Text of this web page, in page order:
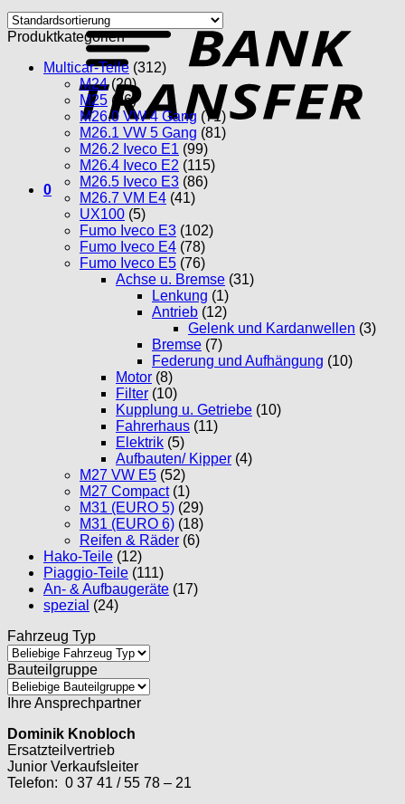
0
Produktkategorien
Multicar-Teile (312)
M24 (20)
M25 (96)
M26.0 VW 4 Gang (71)
M26.1 VW 5 Gang (81)
M26.2 Iveco E1 (99)
M26.4 Iveco E2 (115)
M26.5 Iveco E3 (86)
M26.7 VM E4 (41)
UX100 (5)
Fumo Iveco E3 (102)
Fumo Iveco E4 (78)
Fumo Iveco E5 (76)
Achse u. Bremse (31)
Lenkung (1)
Antrieb (12)
Gelenk und Kardanwellen (3)
Bremse (7)
Federung und Aufhängung (10)
Motor (8)
Filter (10)
Kupplung u. Getriebe (10)
Fahrerhaus (11)
Elektrik (5)
Aufbauten/ Kipper (4)
M27 VW E5 (52)
M27 Compact (1)
M31 (EURO 5) (29)
M31 (EURO 6) (18)
Reifen & Räder (6)
Hako-Teile (12)
Piaggio-Teile (111)
An- & Aufbaugeräte (17)
spezial (24)
Fahrzeug Typ
Bauteilgruppe
Ihre Ansprechpartner
Dominik Knobloch
Ersatzteilvertrieb
Junior Verkaufsleiter
Telefon: 0 37 41 / 55 78 – 21